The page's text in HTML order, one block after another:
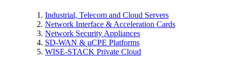
Industrial, Telecom and Cloud Servers
Network Interface & Acceleration Cards
Network Security Appliances
SD-WAN & uCPE Platforms
WISE-STACK Private Cloud